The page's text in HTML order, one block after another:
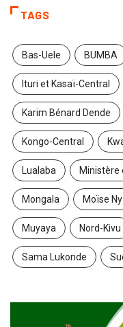
TAGS
Bas-Uele BUMBA
Ituri et Kasaï-Central
Karim Bénard Dende
Kongo-Central
Lualaba Ministère
Mongala Moïse
Muyaya Nord-Kivu
Sama Lukonde